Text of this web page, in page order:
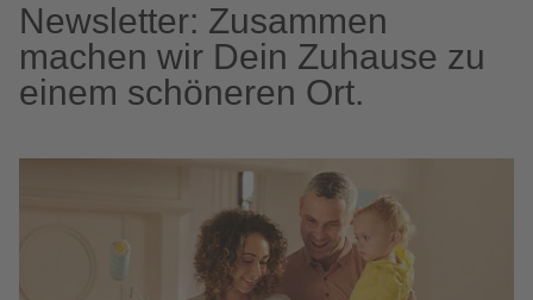
Newsletter: Zusammen
machen wir Dein Zuhause zu
einem schöneren Ort.